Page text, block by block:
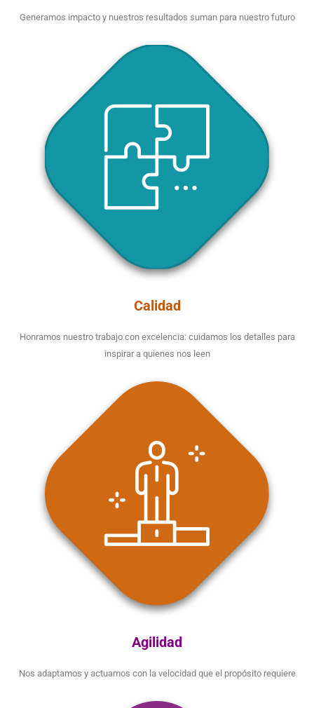
Generamos impacto y nuestros resultados suman para nuestro futuro
Calidad
Honramos nuestro trabajo con excelencia: cuidamos los detalles para
inspirar a quienes nos leen
Agilidad
Nos adaptamos y actuamos con la velocidad que el propósito requiere